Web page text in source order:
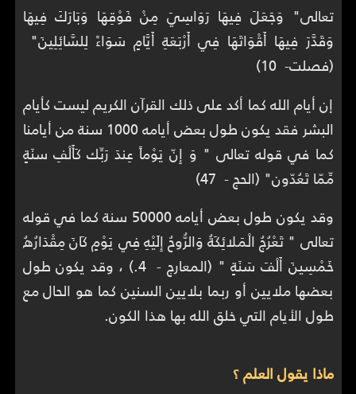
تعالى" وَجَعَلَ فِيهَا رَوَاسِيَ مِنْ فَوْقِهَا وَبَارَكَ فِيهَا
وَقَدَّرَ فِيهَا أَقْوَاتَهَا فِي أَرْبَعَةِ أَيَّامٍ سَوَاءً لِلسَّائِلِينَ"
(فصلت- 10)
إن أيام الله كما أكد على ذلك القرآن الكريم ليست كأيام
البشر فقد يكون طول بعض أيامه 1000 سنة من أيامنا
كما في قوله تعالى " وَ إِنّ يَوْماً عِندَ رَبِّك كَأَلْفِ سنَةٍ
مِّمّا تَعُدّون" (الحج - 47)
وقد يكون طول بعض أيامه 50000 سنة كما في قوله
تعالى " تَعْرُجُ الْمَلائِكَةُ وَالرُّوحُ إِلَيْهِ فِي يَوْمٍ كَانَ مِقْدَارُهُ
خَمْسِينَ أَلْفَ سَنَةٍ " (المعارج - 4.) ، وقد يكون طول
بعضها ملايين أو ربما بلايين السنين كما هو الحال مع
طول الأيام التي خلق الله بها هذا الكون.
ماذا يقول العلم ؟